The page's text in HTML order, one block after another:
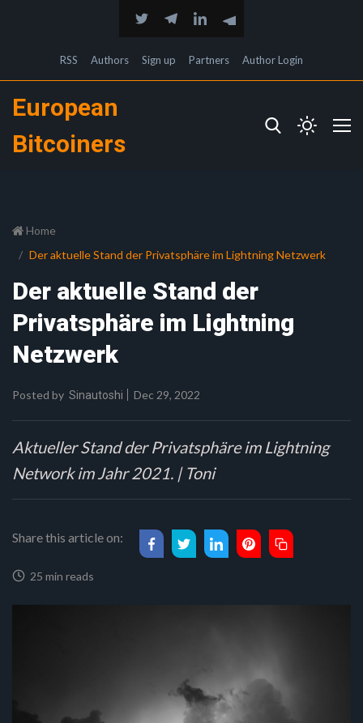
RSS Authors Sign up Partners Author Login
European
Bitcoiners
Home
Der aktuelle Stand der Privatsphäre im Lightning Netzwerk
Der aktuelle Stand der
Privatsphäre im Lightning
Netzwerk
Posted by Sinautoshi Dec 29, 2022
Aktueller Stand der Privatsphäre im Lightning
Network im Jahr 2021. | Toni
Share this article on:
25 min reads